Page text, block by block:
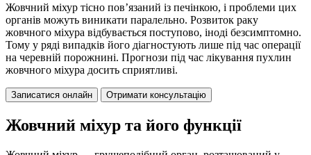
Жовчний міхур тісно пов’язаний із печінкою, і проблеми цих
органів можуть виникати паралельно. Розвиток раку
жовчного міхура відбувається поступово, іноді безсимптомно.
Тому у ряді випадків його діагностують лише під час операції
на черевній порожнині. Прогнози під час лікування пухлин
жовчного міхура досить сприятливі.
Записатися онлайн Отримати консультацію
Жовчний міхур та його функції